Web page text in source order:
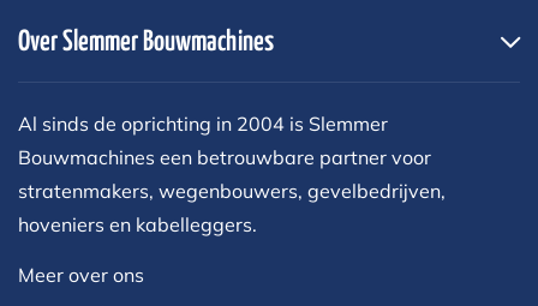
Over Slemmer Bouwmachines
Al sinds de oprichting in 2004 is Slemmer
Bouwmachines een betrouwbare partner voor
stratenmakers, wegenbouwers, gevelbedrijven,
hoveniers en kabelleggers.
Meer over ons